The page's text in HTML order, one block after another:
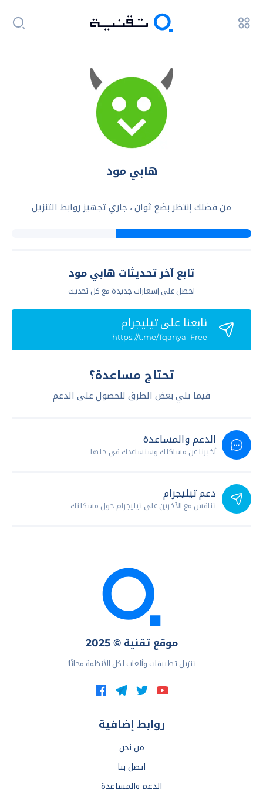
هابي مود
من فضلك إنتظر بضع ثوان ، جاري تجهيز روابط التنزيل
تابع آخر تحديثات هابي مود
احصل على إشعارات جديدة مع كل تحديث
تابعنا علي تيليجرام
https://t.me/Tqanya_Free
تحتاج مساعدة؟
فيما يلي بعض الطرق للحصول على الدعم
الدعم والمساعدة
أخبرنا عن مشاكلك وسنساعدك في حلها
دعم تيليجرام
تناقش مع الآخرين على تيليجرام حول مشكلتك
موقع تقنية © 2025
تنزيل تطبيقات وألعاب لكل الأنظمة مجانًا!
روابط إضافية
من نحن
اتصل بنا
الدعم والمساعدة